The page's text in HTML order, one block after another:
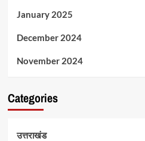
January 2025
December 2024
November 2024
Categories
उत्तराखंड